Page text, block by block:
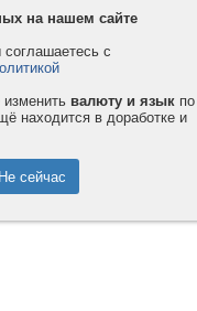
и Cookie
права защищены.
на нашем сайте
с
валюту и язык по
находится в доработке и